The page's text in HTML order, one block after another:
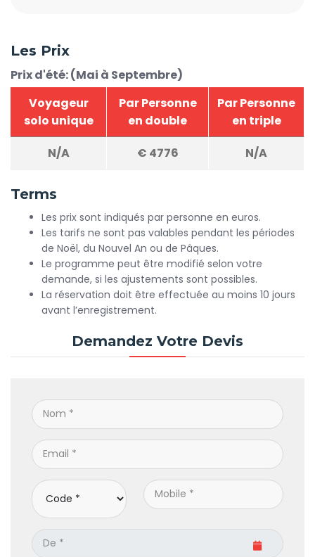
Les Prix
Prix d'été: (Mai à Septembre)
Voyageur
solo unique
Par Personne
en double
Par Personne
en triple
N/A
€ 4776 N/A
Terms
Les prix sont indiqués par personne en euros.
Les tarifs ne sont pas valables pendant les périodes
de Noël, du Nouvel An ou de Pâques.
Le programme peut être modifié selon votre
demande, si les ajustements sont possibles.
La réservation doit être effectuée au moins 10 jours
avant l’enregistrement.
Demandez Votre Devis